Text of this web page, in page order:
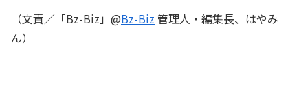
（文責／「Bz-Biz」@Bz-Biz 管理人・編集長、はやみ
ん）